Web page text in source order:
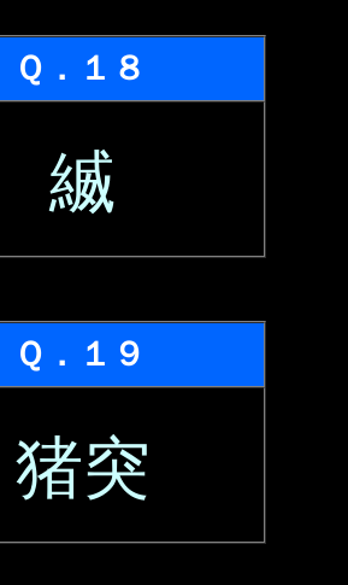
Ｑ．１８
縅
Ｑ．１９
猪突